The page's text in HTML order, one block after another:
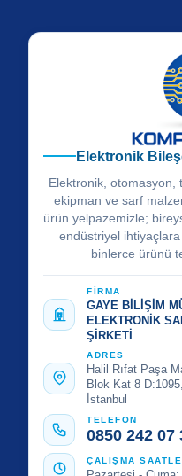
Elektronik
Elektronik, otomasyon,
ekipman ve sarf
ürün yelpazemizle;
endüstriyel
binlerce ürünü
FİRMA
GAYE BİLİŞİM
ELEKTRONİK
ŞİRKETİ
ADRES
Halil Rıfat Paşa
Blok Kat 8
İstanbul
TELEFON
0850 242 07
ÇALIŞMA